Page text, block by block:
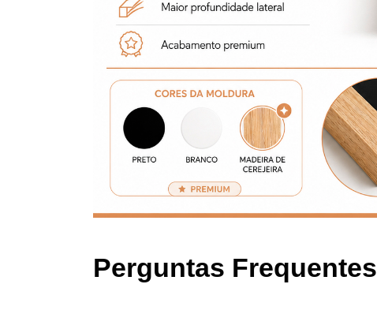
Perguntas Frequentes